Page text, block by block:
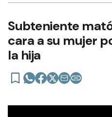
Subteniente
cara a su mujer
la hija